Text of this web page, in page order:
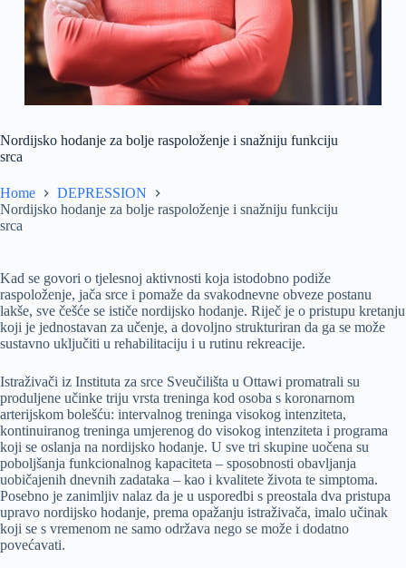
Nordijsko hodanje za bolje raspoloženje i snažniju funkciju
srca
Home
DEPRESSION
Nordijsko hodanje za bolje raspoloženje i snažniju funkciju
srca
Kad se govori o tjelesnoj aktivnosti koja istodobno podiže
raspoloženje, jača srce i pomaže da svakodnevne obveze postanu
lakše, sve češće se ističe nordijsko hodanje. Riječ je o pristupu kretanju
koji je jednostavan za učenje, a dovoljno strukturiran da ga se može
sustavno uključiti u rehabilitaciju i u rutinu rekreacije.
Istraživači iz Instituta za srce Sveučilišta u Ottawi promatrali su
produljene učinke triju vrsta treninga kod osoba s koronarnom
arterijskom bolešću: intervalnog treninga visokog intenziteta,
kontinuiranog treninga umjerenog do visokog intenziteta i programa
koji se oslanja na nordijsko hodanje. U sve tri skupine uočena su
poboljšanja funkcionalnog kapaciteta – sposobnosti obavljanja
uobičajenih dnevnih zadataka – kao i kvalitete života te simptoma.
Posebno je zanimljiv nalaz da je u usporedbi s preostala dva pristupa
upravo nordijsko hodanje, prema opažanju istraživača, imalo učinak
koji se s vremenom ne samo održava nego se može i dodatno
povećavati.